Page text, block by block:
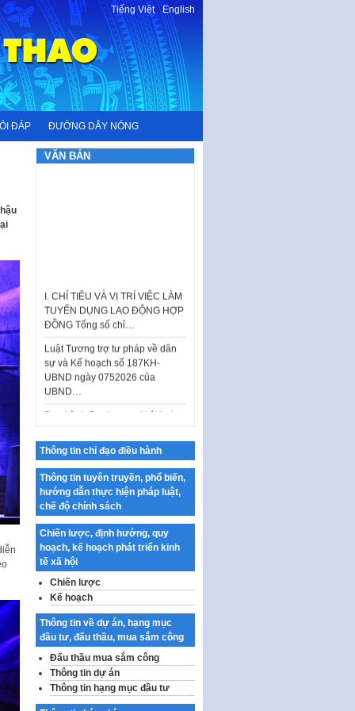
Tiếng Việt-English
ĐÁP ĐƯỜNG DÂY NÓNG
VĂN BẢN
Luật Tương trợ tư pháp về dân
sự và Kế hoạch số 187KH-
UBND…
Ban hành Danh mục vị trí khai
thác quảng cáo trên địa bàn
chính luận về bảo vệ nền tảng tư
tưởng của Đảng…
Công bố công khai dự toán kinh
phí xây dựng pháp luật, hoàn
thiện thể chế, chính…
Quy định về nghiên cứu, ứng
dụng khoa học, công nghệ, đổi
mới sáng tạo và chuyển…
Quy định chi tiết và hướng dẫn
thi hành một số điều của Luật Lý
lịch tư…
Sửa đổi, bổ sung một số nội
dung tại Nghị quyết số 30/NQ-
CP ngày 24 tháng 02…
Ban hành Chương trình hành
động của Chính phủ thực hiện
Thông tin chỉ đạo điều hành
Thông tin tuyên truyền, phổ biến,
hướng dẫn thực hiện pháp luật,
chế độ chính sách
Chiến lược, định hướng, quy
hoạch, kế hoạch phát triển kinh
tế xã hội
Chiến lược
Kế hoạch
Thông tin về dự án, hạng mục
đầu tư, đấu thầu, mua sắm công
Đấu thầu mua sắm công
Thông tin dự án
Thông tin hạng mục đầu tư